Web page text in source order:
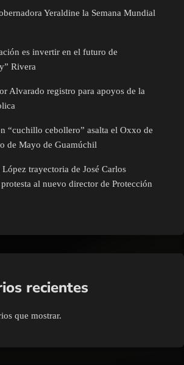
Yeraldine la Semana Mundial
es invertir en el futuro de
Rivera
Alvarado registro para apoyos de la
“cuchillo cebollero” asalta el Oxxo de
de Mayo de Guamúchil
trayectoria de José Carlos
al nuevo director de Protección
recientes
que mostrar.